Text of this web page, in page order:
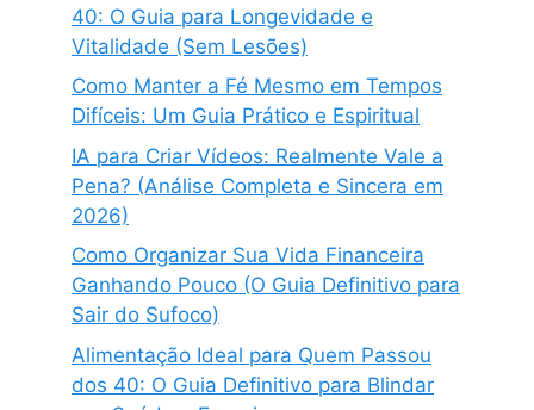
40: O Guia para Longevidade e
Vitalidade (Sem Lesões)
Como Manter a Fé Mesmo em Tempos
Difíceis: Um Guia Prático e Espiritual
IA para Criar Vídeos: Realmente Vale a
Pena? (Análise Completa e Sincera em
2026)
Como Organizar Sua Vida Financeira
Ganhando Pouco (O Guia Definitivo para
Sair do Sufoco)
Alimentação Ideal para Quem Passou
dos 40: O Guia Definitivo para Blindar